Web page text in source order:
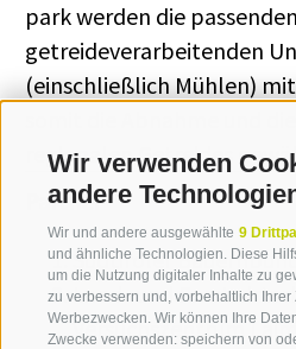
Wir verwenden
andere
Wir und andere ausgewählte 9
und ähnliche Technologien. Diese
um die Nutzung digitaler Inhalte zu
zu verbessern und, vorbehaltlich Ihrer
Werbezwecken. Wir können Ihre
Zwecke verwenden: speichern von
park werden die
getreideverarbeitenden
(einschließlich Mühlen)
regionalen Getreides
Partner
Südtiroler
Land- und
Versuchszentrum